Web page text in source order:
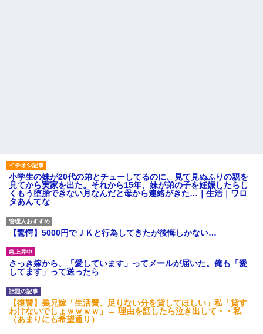
小学生の妹が20代の弟とチューしてるのに、見て見ぬふりの親を
見てから実家を出た。それから15年、妹が弟の子を妊娠したらし
くもう堕胎できない月なんだと母から連絡がきた…｜生活｜ワロ
タあんてな
【驚愕】5000円でＪＫと行為してきたが後悔しかない…
さっき嫁から、「愛しています」ってメールが届いた。俺も「愛
してます」って送ったら
【復讐】義兄嫁「生活費、足りない分を貸してほしい」私「貸す
わけないでしょｗｗｗｗ」→ 理由を話したら泣き出して・・私
（あまりにも希望通り）